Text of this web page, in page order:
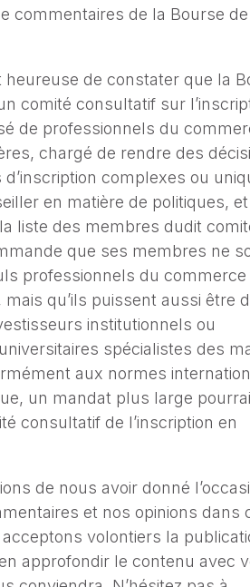
commentaires de la Bourse de
heureuse de constater que la
comité consultatif sur
de professionnels du
chargé de rendre des
complexes ou
en matière de politiques,
liste des membres dudit
que ses membres ne
professionnels du commerce
qu’ils puissent aussi être
institutionnels ou
spécialistes des
aux normes
un mandat plus large
consultatif de l’inscription en
de nous avoir donné
et nos opinions dans
volontiers la
approfondir le contenu avec